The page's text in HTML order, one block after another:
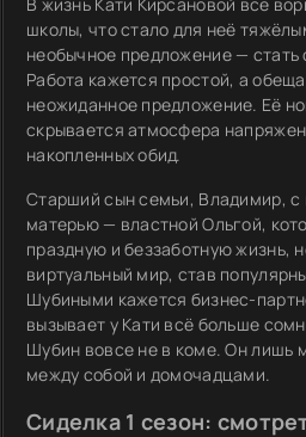
школы, что стало для неё
необычное предложение —
Работа кажется простой, а
неожиданное предложение. Её
скрывается атмосфера
накопленных обид.
Старший сын семьи, Владимир, с
матерью — властной Ольгой,
праздную и беззаботную жизнь,
виртуальный мир, став
Шубиными кажется бизнес-
вызывает у Кати всё больше
Шубин вовсе не в коме. Он лишь
между собой и домочадцами.
Сиделка 1 сезон: